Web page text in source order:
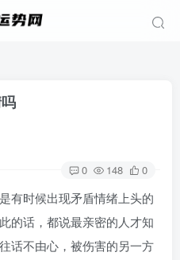
0 148 0
有时候出现矛盾情绪上头的
的话，都说最亲密的人才知
话不由心，被伤害的另一方